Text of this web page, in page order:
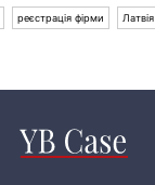
реєстрація фірми Латвія